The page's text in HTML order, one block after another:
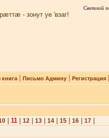
Светлой
- зонут уе 'взаг!
книга| Письмо Админу| Регистрация|
| 11| 12| 13| 14| 15| 16| 17|